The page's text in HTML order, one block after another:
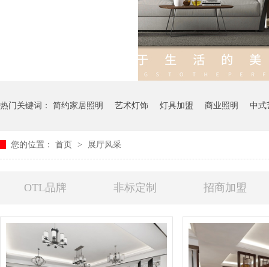
热门关键词： 简约家居照明 艺术灯饰 灯具加盟 商业照明 中式
您的位置： 首页 > 展厅风采
OTL品牌 非标定制 招商加盟